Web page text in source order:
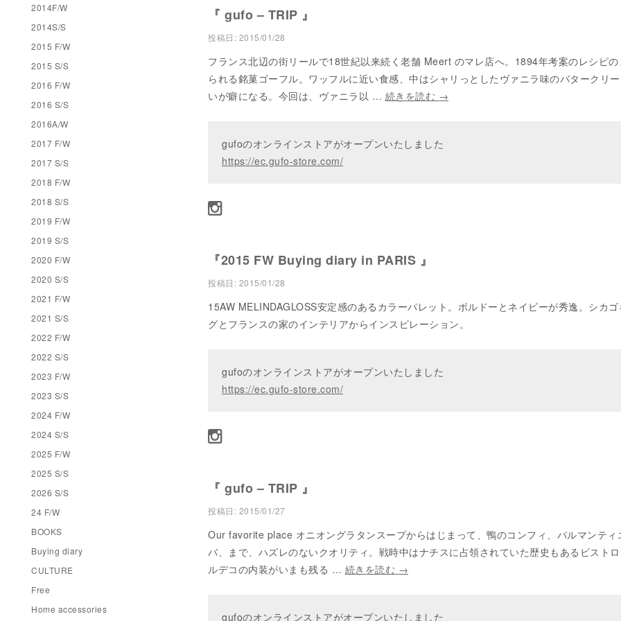
『 gufo – TRIP 』
投稿日: 2015/01/28
フランス北辺の街リールで18世紀以来続く老舗 Meert のマレ店へ。1894年考案のレシピ
られる銘菓ゴーフル。ワッフルに近い食感、中はシャリっとしたヴァニラ味のバタークリ
いが癖になる。今回は、ヴァニラ以 … 続きを読む →
gufoのオンラインストアがオープンいたしました
https://ec.gufo-store.com/
『2015 FW Buying diary in PARIS 』
投稿日: 2015/01/28
15AW MELINDAGLOSS安定感のあるカラーパレット。ボルドーとネイビーが秀逸。シカゴ
グとフランスの家のインテリアからインスピレーション。
gufoのオンラインストアがオープンいたしました
https://ec.gufo-store.com/
『 gufo – TRIP 』
投稿日: 2015/01/27
Our favorite place オニオングラタンスープからはじまって、鴨のコンフィ、パルマンティ
バ、まで、ハズレのないクオリティ。戦時中はナチスに占領されていた歴史もあるビスト
ルデコの内装がいまも残る … 続きを読む →
gufoのオンラインストアがオープンいたしました
2014F/W
2014S/S
2015 F/W
2015 S/S
2016 F/W
2016 S/S
2016A/W
2017 F/W
2017 S/S
2018 F/W
2018 S/S
2019 F/W
2019 S/S
2020 F/W
2020 S/S
2021 F/W
2021 S/S
2022 F/W
2022 S/S
2023 F/W
2023 S/S
2024 F/W
2024 S/S
2025 F/W
2025 S/S
2026 S/S
24 F/W
BOOKS
Buying diary
CULTURE
Free
Home accessories